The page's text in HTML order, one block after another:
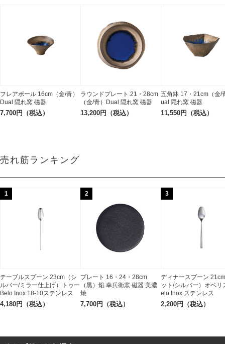
フレアボール 16cm（金/青）
Dual 隠れ窯 磁器
7,700円（税込）
ラウンドプレート 21・28cm
（金/青）Dual 隠れ窯 磁器
13,200円（税込）
五角鉢 17・21cm（金/
ual 隠れ窯 磁器
11,550円（税込）
売れ筋ランキング
1
テーブルスプーン 23cm（シ
ルバー/ミラー仕上げ）トゥー
Belo Inox 18-10ステンレス
4,180円（税込）
2
プレート 16・24・28cm
（黒）焔 幸兵衛窯 磁器 美濃
焼
7,700円（税込）
3
ディナースプーン
ット/シルバー）オベリ
elo Inox ステンレス
2,200円（税込）